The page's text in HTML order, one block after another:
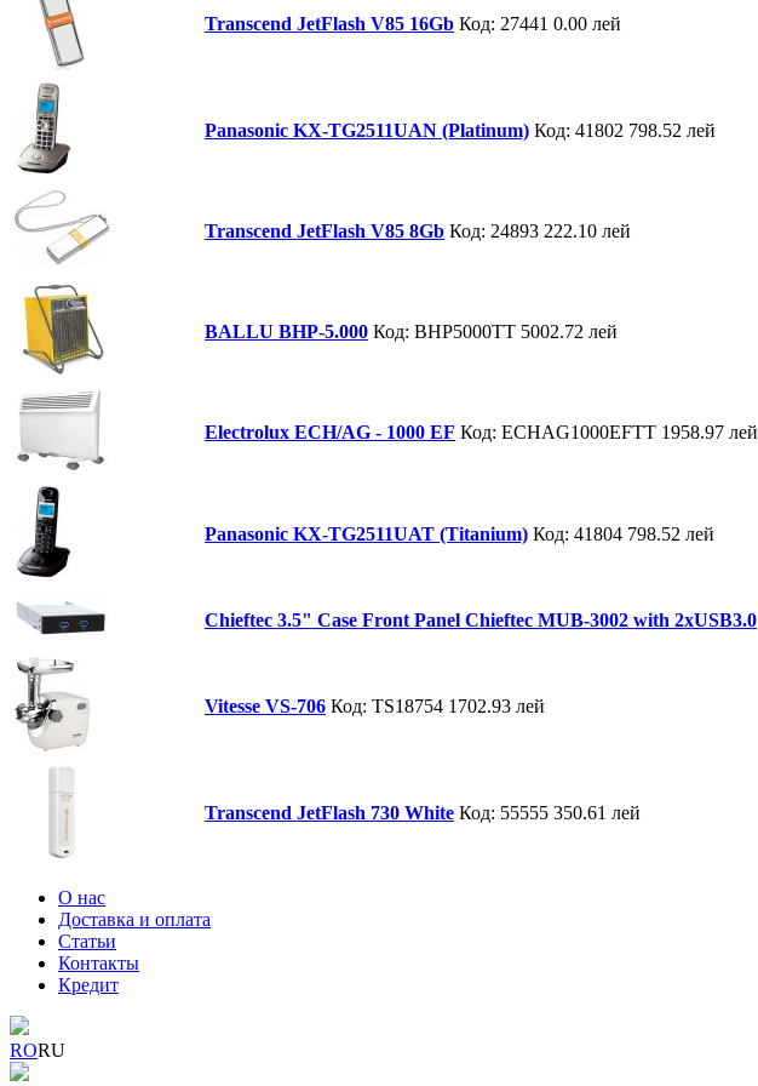
Transcend JetFlash V85 16Gb Код: 27441 0.00 лей
Panasonic KX-TG2511UAN (Platinum) Код: 41802 798.52 лей
Transcend JetFlash V85 8Gb Код: 24893 222.10 лей
BALLU BHP-5.000 Код: BHP5000TT 5002.72 лей
Electrolux ECH/AG - 1000 EF Код: ECHAG1000EFTT 1958.97 лей
Panasonic KX-TG2511UAT (Titanium) Код: 41804 798.52 лей
Chieftec 3.5" Case Front Panel Chieftec MUB-3002 with 2xUSB3.0
Vitesse VS-706 Код: TS18754 1702.93 лей
Transcend JetFlash 730 White Код: 55555 350.61 лей
О нас
Доставка и оплата
Статьи
Контакты
Кредит
RORU